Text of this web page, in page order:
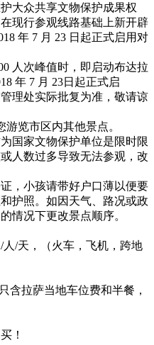
大众共享文物保护成果权
现行参观线路基础上新开辟
年 7 月 23 日起正式启用对
人次峰值时，即启动布达拉
年 7 月 23日起正式启
理处实际批复为准，敬请谅
览市区内其他景点。
国家文物保护单位是限时限
人数过多导致无法参观，改
，小孩请带好户口薄以便要
护照。如因天气、路况或政
情况下更改景点顺序。
/天，（火车，飞机，跨地
含拉萨当地车位费和半餐，
！